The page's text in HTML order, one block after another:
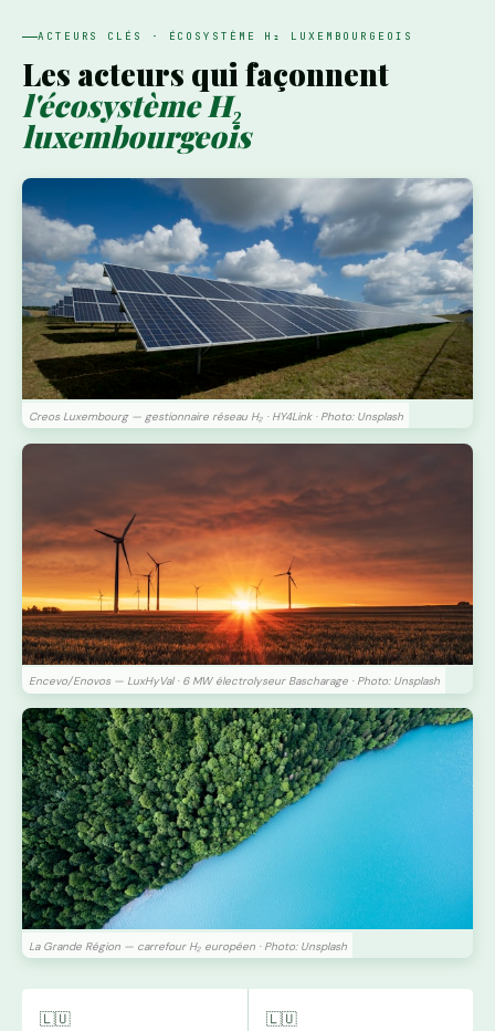
ACTEURS CLÉS · ÉCOSYSTÈME H₂ LUXEMBOURGEOIS
Les acteurs qui façonnent
l'écosystème H₂
luxembourgeois
Creos Luxembourg — gestionnaire réseau H₂ · HY4Link · Photo: Unsplash
Encevo/Enovos — LuxHyVal · 6 MW électrolyseur Bascharage · Photo: Unsplash
La Grande Région — carrefour H₂ européen · Photo: Unsplash
🇱🇺 🇱🇺